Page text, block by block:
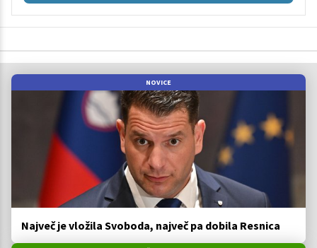
NOVICE
Največ je vložila Svoboda, največ pa dobila Resnica